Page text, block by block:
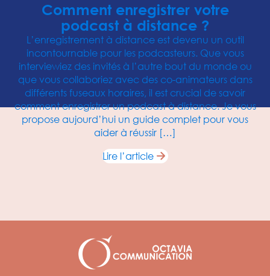
Comment enregistrer votre
podcast à distance ?
L’enregistrement à distance est devenu un outil
incontournable pour les podcasteurs. Que vous
interviewiez des invités à l’autre bout du monde ou
que vous collaboriez avec des co-animateurs dans
différents fuseaux horaires, il est crucial de savoir
comment enregistrer un podcast à distance. Je vous
propose aujourd’hui un guide complet pour vous
aider à réussir […]
Lire l’article